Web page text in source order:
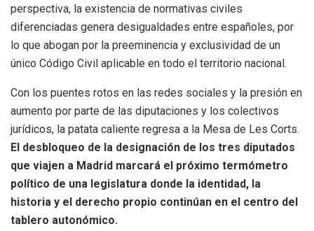
perspectiva, la existencia de normativas civiles
diferenciadas genera desigualdades entre españoles, por
lo que abogan por la preeminencia y exclusividad de un
único Código Civil aplicable en todo el territorio nacional.
Con los puentes rotos en las redes sociales y la presión en
aumento por parte de las diputaciones y los colectivos
jurídicos, la patata caliente regresa a la Mesa de Les Corts.
El desbloqueo de la designación de los tres diputados
que viajen a Madrid marcará el próximo termómetro
político de una legislatura donde la identidad, la
historia y el derecho propio continúan en el centro del
tablero autonómico.